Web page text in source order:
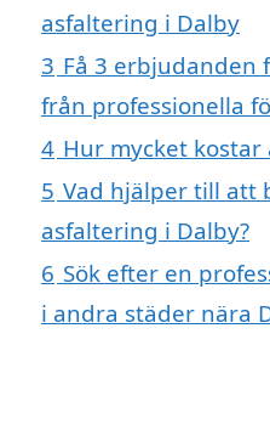
asfaltering i Dalby
3 Få 3 erbjudanden
från professionella
4 Hur mycket
5 Vad hjälper till att
asfaltering i Dalby?
6 Sök efter en
i andra städer nära